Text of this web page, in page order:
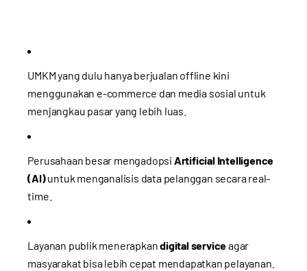
UMKM yang dulu hanya berjualan offline kini
menggunakan e-commerce dan media sosial untuk
menjangkau pasar yang lebih luas.
Perusahaan besar mengadopsi Artificial Intelligence
(AI)untuk menganalisis data pelanggan secara real-
time.
Layanan publik menerapkandigital serviceagar
masyarakat bisa lebih cepat mendapatkan pelayanan.